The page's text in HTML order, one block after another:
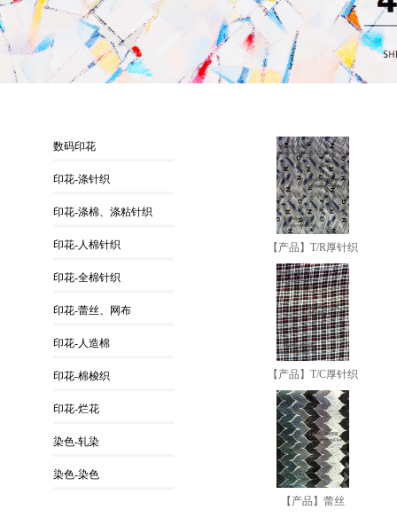
数码印花
印花-涤针织
印花-涤棉、涤粘针织
印花-人棉针织
印花-全棉针织
印花-蕾丝、网布
印花-人造棉
印花-棉梭织
印花-烂花
染色-轧染
染色-染色
【产品】T/R厚针织
【产品】T/C厚针织
【产品】蕾丝